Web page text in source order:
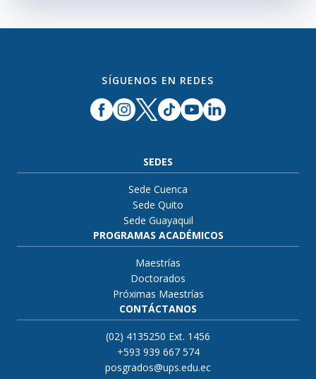
SÍGUENOS EN REDES
SEDES
Sede Cuenca
Sede Quito
Sede Guayaquil
PROGRAMAS ACADÉMICOS
Maestrías
Doctorados
Próximas Maestrías
CONTÁCTANOS
(02) 4135250 Ext. 1456
+593 939 667 574
posgrados@ups.edu.ec